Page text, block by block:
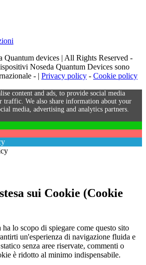
Quantum devices | All Rights Reserved -
Noseda Quantum Devices sono
- | Privacy policy - Cookie policy
content and ads, to provide social media
traffic. We also share information about your
media, advertising and analytics partners.
sui Cookie (Cookie
lo scopo di spiegare come questo sito
un'esperienza di navigazione fluida e
senza aree riservate, commenti o
è ridotto al minimo indispensabile.